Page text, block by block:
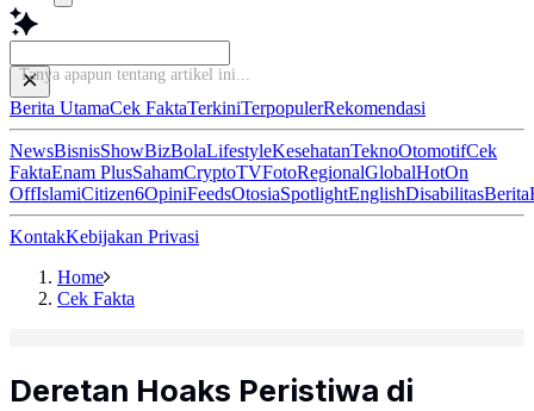
Tanya apapun tentang a
Berita UtamaCek FaktaTerkiniTerpopulerRekomendasi
NewsBisnisShowBizBolaLifestyleKesehatanTeknoOtomotifCek
FaktaEnam PlusSahamCryptoTVFotoRegionalGlobalHotOn
OffIslamiCitizen6OpiniFeedsOtosiaSpotlightEnglishDisabilitasBerita
KontakKebijakan Privasi
Home
Cek Fakta
Deretan Hoaks Peristiwa di